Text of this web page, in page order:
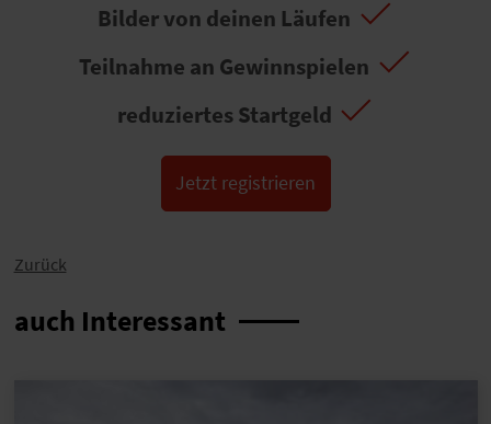
Bilder von deinen Läufen
Teilnahme an Gewinnspielen
reduziertes Startgeld
Jetzt registrieren
Zurück
auch Interessant